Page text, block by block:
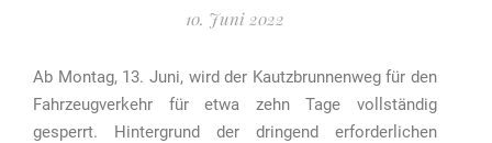
10. Juni 2022
Ab Montag, 13. Juni, wird der Kautzbrunnenweg für den
Fahrzeugverkehr für etwa zehn Tage vollständig
gesperrt. Hintergrund der dringend erforderlichen